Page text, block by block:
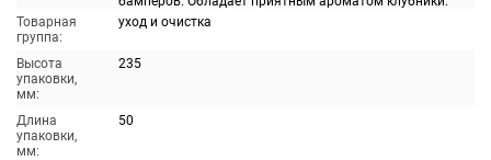
Товарная
группа:
уход и очистка
Высота
упаковки,
мм:
235
Длина
упаковки,
мм:
50